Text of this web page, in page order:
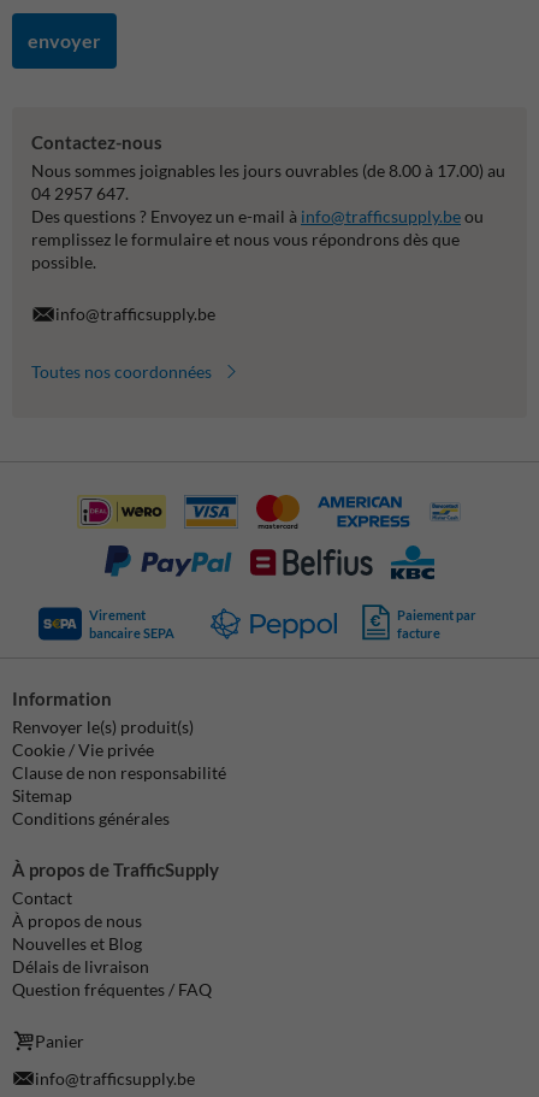
envoyer
Contactez-nous
Nous sommes joignables les jours ouvrables (de 8.00 à 17.00) au
04 2957 647.
Des questions ? Envoyez un e-mail à info@trafficsupply.beou
remplissez le formulaire et nous vous répondrons dès que
possible.
info@trafficsupply.be
Toutes nos coordonnées
Virement
bancaire SEPA
Paiement par
facture
Information
Renvoyer le(s) produit(s)
Cookie / Vie privée
Clause de non responsabilité
Sitemap
Conditions générales
À propos de TrafficSupply
Contact
À propos de nous
Nouvelles et Blog
Délais de livraison
Question fréquentes / FAQ
Panier
info@trafficsupply.be